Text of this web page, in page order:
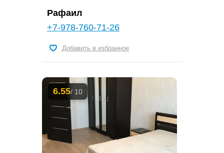
Рафаил
+7-978-760-71-26
Добавить в избранное
6.55/ 10